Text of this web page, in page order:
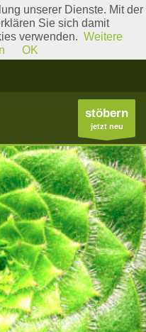
Literatur Gattungslisten
stöbern
jetzt neu
unserer Dienste. Mit der
Sie sich damit
verwenden. Weitere
OK